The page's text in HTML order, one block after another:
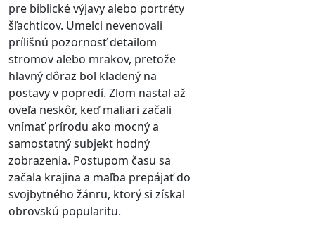
pre biblické výjavy alebo portréty
šľachticov. Umelci nevenovali
prílišnú pozornosť detailom
stromov alebo mrakov, pretože
hlavný dôraz bol kladený na
postavy v popredí. Zlom nastal až
oveľa neskôr, keď maliari začali
vnímať prírodu ako mocný a
samostatný subjekt hodný
zobrazenia. Postupom času sa
začala krajina a maľba prepájať do
svojbytného žánru, ktorý si získal
obrovskú popularitu.